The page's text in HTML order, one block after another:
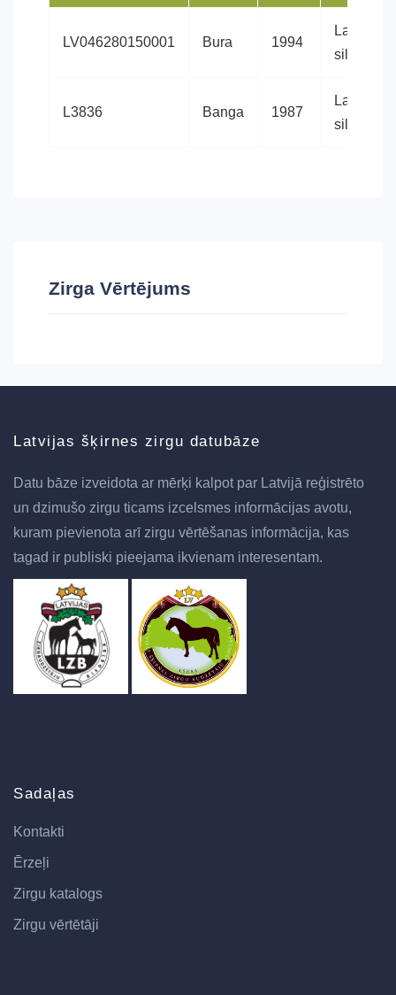
LV046280150001 Bura 1994
Latvijas
siltasinis
L3836 Banga 1987
Latvijas
siltasinis
Zirga Vērtējums
Latvijas šķirnes zirgu datubāze
Datu bāze izveidota ar mērķi kalpot par Latvijā reģistrēto
un dzimušo zirgu ticams izcelsmes informācijas avotu,
kuram pievienota arī zirgu vērtēšanas informācija, kas
tagad ir publiski pieejama ikvienam interesentam.
Sadaļas
Kontakti
Ērzeļi
Zirgu katalogs
Zirgu vērtētāji